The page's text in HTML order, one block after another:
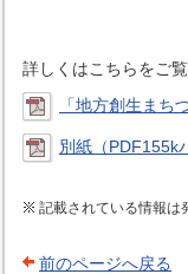
詳しくはこちらをご覧
「地方創生まち
別紙（PDF155k
記載されている情報は
前のページへ戻る